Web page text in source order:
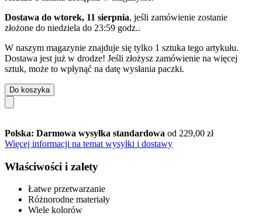
Dostawa do wtorek, 11 sierpnia, jeśli zamówienie zostanie
złożone do niedziela do 23:59 godz..
W naszym magazynie znajduje się tylko 1 sztuka tego artykułu.
Dostawa jest już w drodze! Jeśli złożysz zamówienie na więcej
sztuk, może to wpłynąć na datę wysłania paczki.
Do koszyka
Polska: Darmowa wysyłka standardowa od 229,00 zł
Więcej informacji na temat wysyłki i dostawy
Właściwości i zalety
Łatwe przetwarzanie
Różnorodne materiały
Wiele kolorów